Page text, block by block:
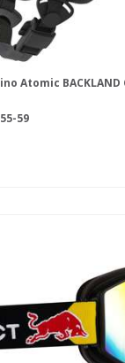
Atomic BACKLAND
55-59